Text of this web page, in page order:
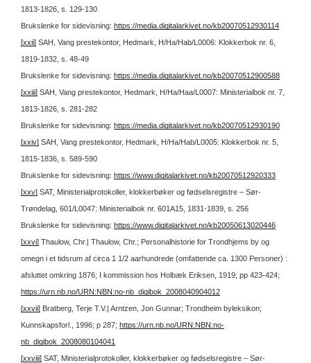
1813-1826, s. 129-130
Brukslenke for sidevisning: https://media.digitalarkivet.no/kb20070512930114
[xxii] SAH, Vang prestekontor, Hedmark, H/Ha/Hab/L0006: Klokkerbok nr. 6,
1819-1832, s. 48-49
Brukslenke for sidevisning: https://media.digitalarkivet.no/kb20070512900588
[xxiii] SAH, Vang prestekontor, Hedmark, H/Ha/Haa/L0007: Ministerialbok nr. 7,
1813-1826, s. 281-282
Brukslenke for sidevisning: https://media.digitalarkivet.no/kb20070512930190
[xxiv] SAH, Vang prestekontor, Hedmark, H/Ha/Hab/L0005: Klokkerbok nr. 5,
1815-1836, s. 589-590
Brukslenke for sidevisning: https://www.digitalarkivet.no/kb20070512920333
[xxv] SAT, Ministerialprotokoller, klokkerbøker og fødselsregistre – Sør-
Trøndelag, 601/L0047: Ministerialbok nr. 601A15, 1831-1839, s. 256
Brukslenke for sidevisning: https://www.digitalarkivet.no/kb20050613020446
[xxvi] Thaulow, Chr.| Thaulow, Chr.; Personalhistorie for Trondhjems by og
omegn i et tidsrum af circa 1 1/2 aarhundrede (omfattende ca. 1300 Personer) :
afsluttet omkring 1876; I kommission hos Holbæk Eriksen, 1919; pp 423-424;
https://urn.nb.no/URN:NBN:no-nb_digibok_2008040904012
[xxvii] Bratberg, Terje T.V.| Arntzen, Jon Gunnar; Trondheim byleksikon;
Kunnskapsforl., 1996; p 287; https://urn.nb.no/URN:NBN:no-
nb_digibok_2008080104041
[xxviii] SAT, Ministerialprotokoller, klokkerbøker og fødselsregistre – Sør-